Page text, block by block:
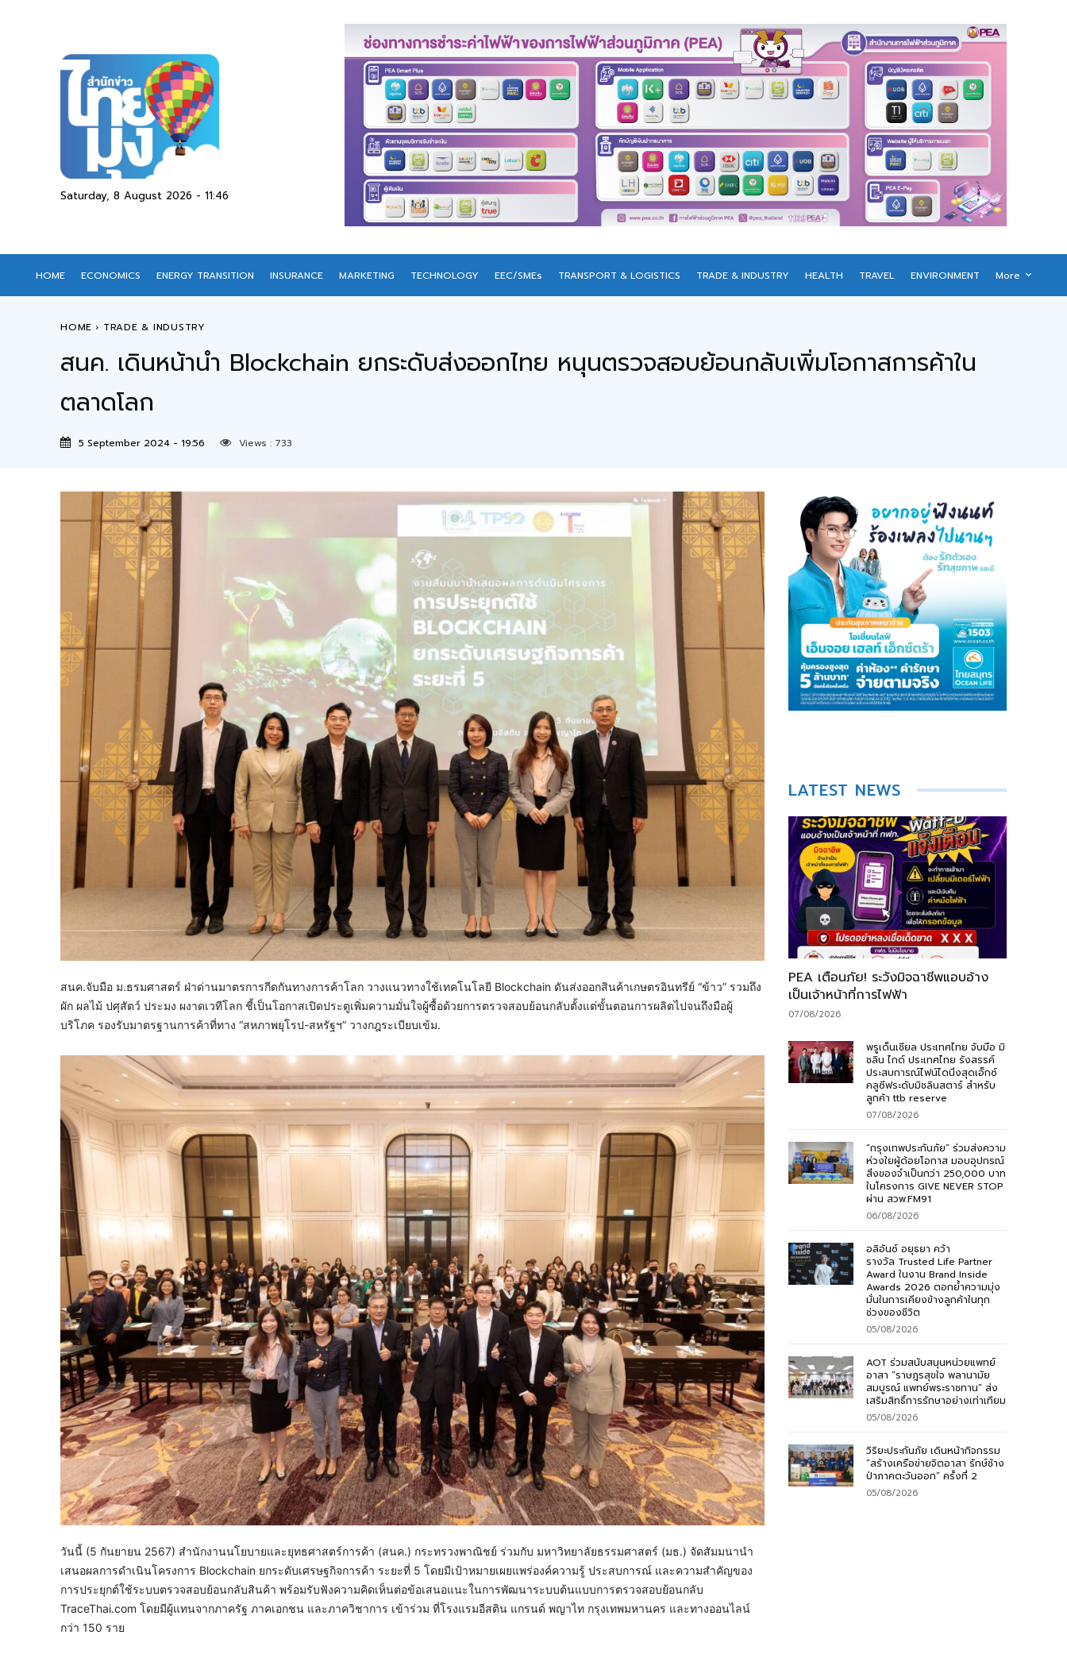
Saturday, 8 August 2026 - 11:46
HOME ECONOMICS ENERGY TRANSITION INSURANCE MARKETING TECHNOLOGY EEC/SMEs TRANSPORT & LOGISTICS TRADE & INDUSTRY HEALTH TRAVEL ENVIRONMENT More
HOME TRADE & INDUSTRY
สนค. เดินหน้านำ Blockchain ยกระดับส่งออกไทย หนุนตรวจสอบย้อนกลับเพิ่มโอกาสการค้าใน
ตลาดโลก
5 September 2024 - 19:56 Views : 733
สนค.จับมือ ม.ธรมศาสตร์ ฝ่าด่านมาตรการกีดกันทางการค้าโลก วางแนวทางใช้เทคโนโลยี Blockchain ดันส่งออกสินค้าเกษตรอินทรีย์ “ข้าว” รวมถึง
ผัก ผลไม้ ปศุสัตว์ ประมง ผงาดเวทีโลก ชี้เป็นโอกาสเปิดประตูเพิ่มความมั่นใจผู้ซื้อด้วยการตรวจสอบย้อนกลับตั้งแต่ขั้นตอนการผลิตไปจนถึงมือผู้
บริโภค รองรับมาตรฐานการค้าที่ทาง “สหภาพยุโรป-สหรัฐฯ” วางกฎระเบียบเข้ม.
วันนี้ (5 กันยายน 2567) สํานักงานนโยบายและยุทธศาสตร์การค้า (สนค.) กระทรวงพาณิชย์ ร่วมกับ มหาวิทยาลัยธรรมศาสตร์ (มธ.) จัดสัมมนานํา
เสนอผลการดําเนินโครงการ Blockchain ยกระดับเศรษฐกิจการค้า ระยะที่ 5 โดยมีเป้าหมายเผยแพร่องค์ความรู้ ประสบการณ์ และความสําคัญของ
การประยุกต์ใช้ระบบตรวจสอบย้อนกลับสินค้า พร้อมรับฟังความคิดเห็นต่อข้อเสนอแนะในการพัฒนาระบบต้นแบบการตรวจสอบย้อนกลับ
TraceThai.com โดยมีผู้แทนจากภาครัฐ ภาคเอกชน และภาควิชาการ เข้าร่วม ที่โรงแรมอีสติน แกรนด์ พญาไท กรุงเทพมหานคร และทางออนไลน์
กว่า 150 ราย
LATEST NEWS
PEA เตือนภัย! ระวังมิจฉาชีพแอบอ้าง
เป็นเจ้าหน้าที่การไฟฟ้า
07/08/2026
พรูเด็นเชียล ประเทศไทย จับมือ มิ
ชลิน ไกด์ ประเทศไทย รังสรรค์
ประสบการณ์ไฟน์ไดนิ่งสุดเอ็กซ์
คลูซีฟระดับมิชลินสตาร์ สำหรับ
ลูกค้า ttb reserve
07/08/2026
“กรุงเทพประกันภัย” ร่วมส่งความ
ห่วงใยผู้ด้อยโอกาส มอบอุปกรณ์
สิ่งของจำเป็นกว่า 250,000 บาท
ในโครงการ GIVE NEVER STOP
ผ่าน สวพ.FM91
06/08/2026
อลิอันซ์ อยุธยา คว้า
รางวัล Trusted Life Partner
Award ในงาน Brand Inside
Awards 2026 ตอกย้ำความมุ่ง
มั่นในการเคียงข้างลูกค้าในทุก
ช่วงของชีวิต
05/08/2026
AOT ร่วมสนับสนุนหน่วยแพทย์
อาสา “ราษฎรสุขใจ พลานามัย
สมบูรณ์ แพทย์พระราชทาน” ส่ง
เสริมสิทธิ์การรักษาอย่างเท่าเทียม
05/08/2026
วิริยะประกันภัย เดินหน้ากิจกรรม
“สร้างเครือข่ายจิตอาสา รักษ์ช้าง
ป่าภาคตะวันออก” ครั้งที่ 2
05/08/2026